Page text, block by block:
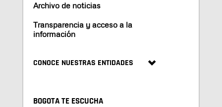
Archivo de noticias
Transparencia y acceso a la
información
CONOCE NUESTRAS ENTIDADES
BOGOTA TE ESCUCHA